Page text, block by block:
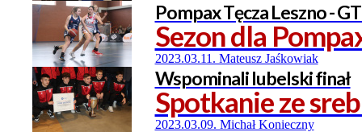
Pompax Tęcza Leszno -
Sezon dla
2023.03.11. Mateusz Jaśkowiak
Wspominali lubelski finał
Spotkanie ze
2023.03.09. Michał Konieczny